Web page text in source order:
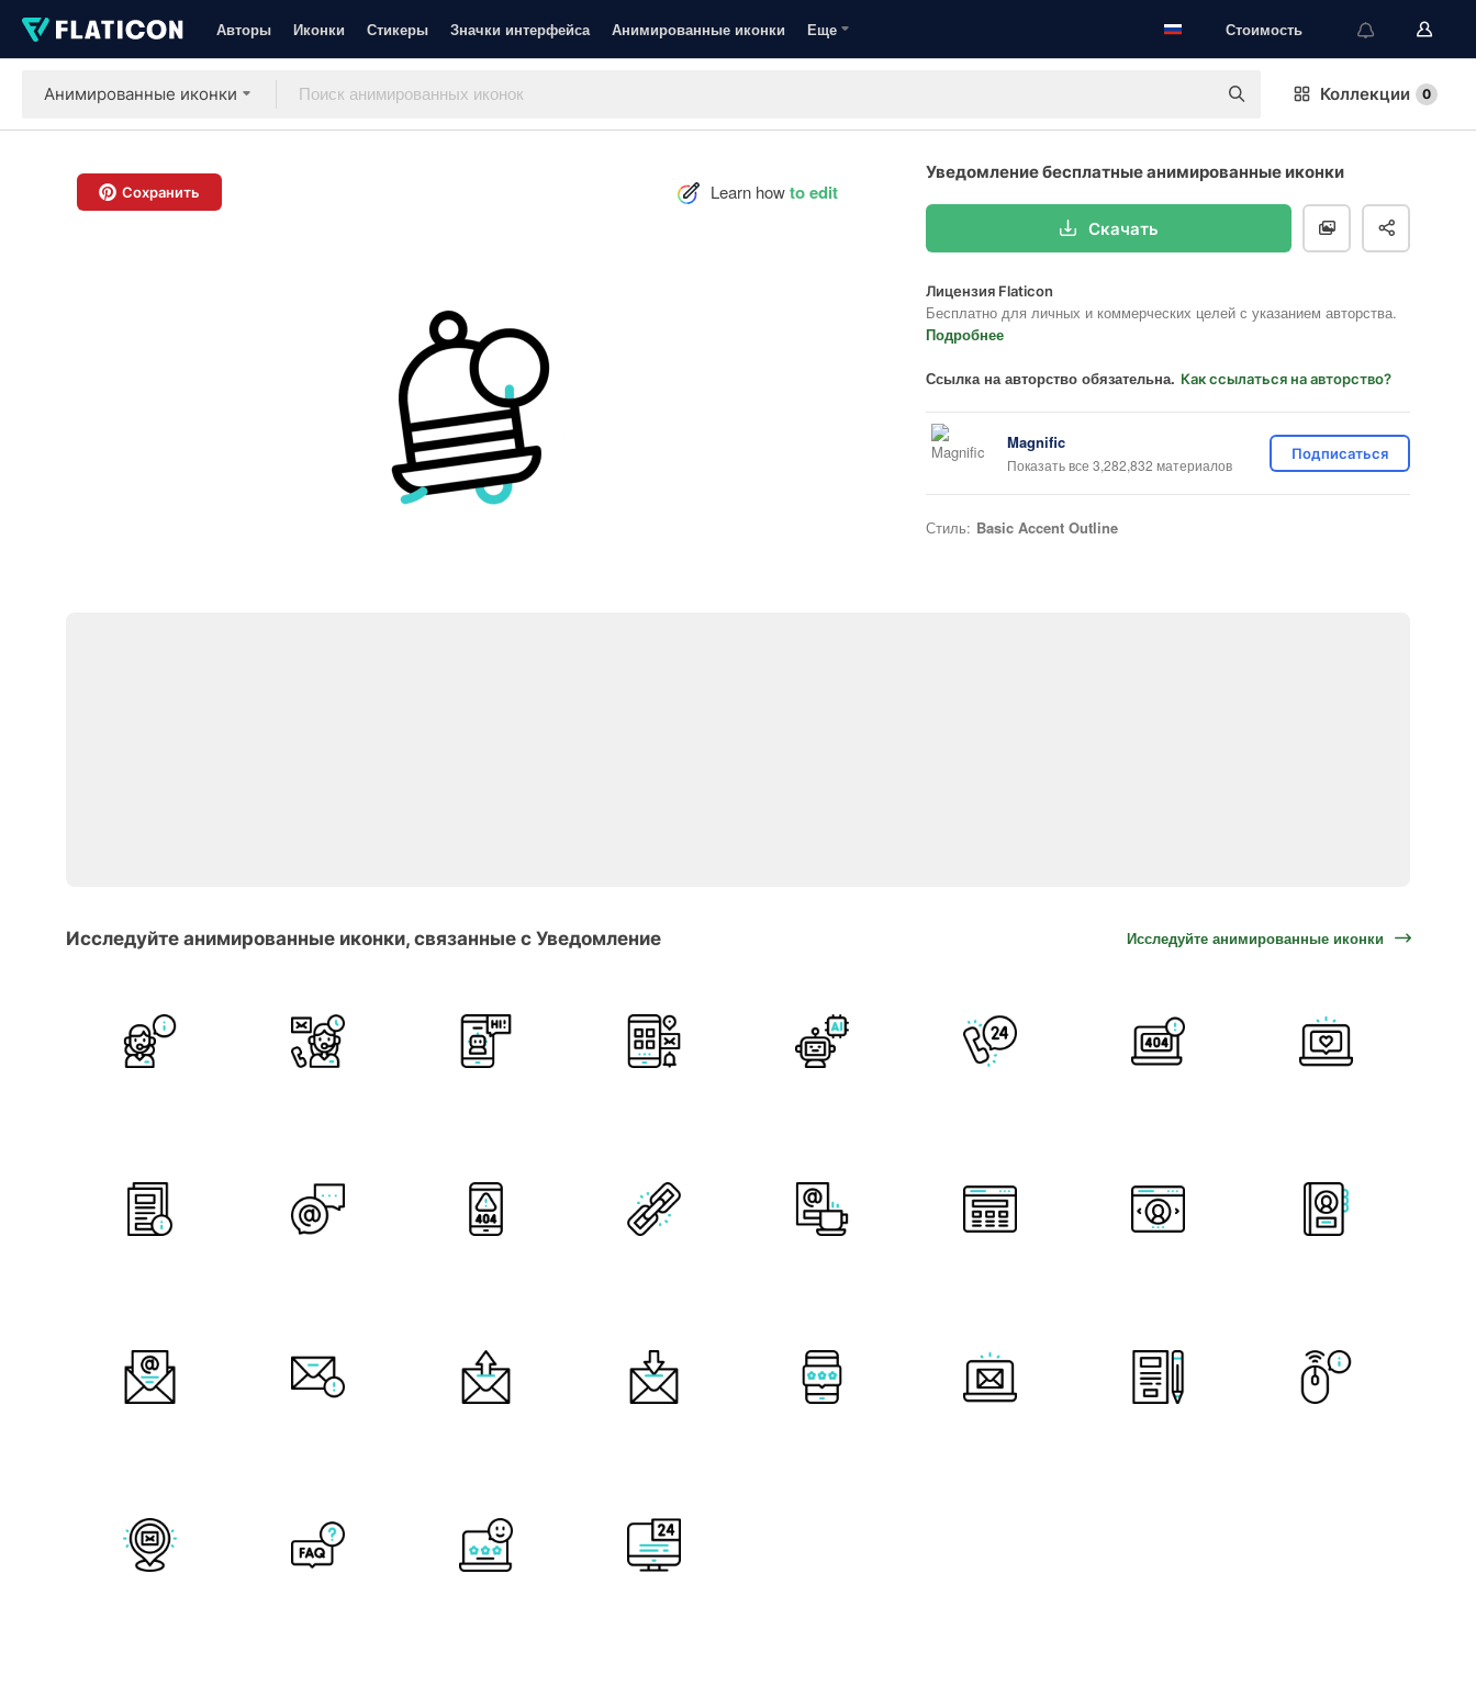
Авторы Иконки Стикеры Значки интерфейса Анимированные иконки Еще Стоимость
Анимированные иконки Коллекции 0
Сохранить Learn howto edit
Уведомление бесплатные анимированные иконки
Скачать
Лицензия Flaticon
Бесплатно для личных и коммерческих целей с указанием авторства.
Подробнее
Ссылка на авторство обязательна. Как ссылаться на авторство?
Magnific
Показать все 3,282,832 материалов
Подписаться
Стиль: Basic Accent Outline
Исследуйте анимированные иконки, связанные с Уведомление Исследуйте анимированные иконки